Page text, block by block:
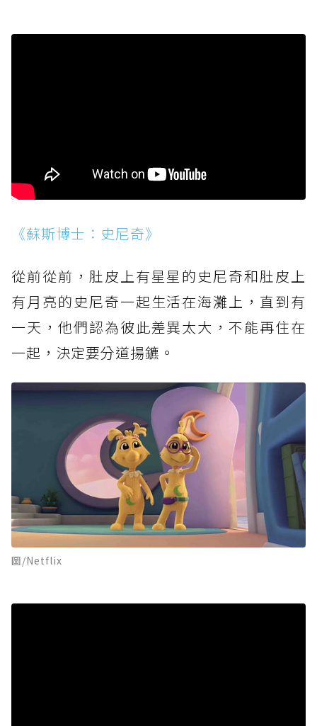
《蘇斯博士：史尼奇》
從前從前，肚皮上有星星的史尼奇和肚皮上
有月亮的史尼奇一起生活在海灘上，直到有
一天，他們認為彼此差異太大，不能再住在
一起，決定要分道揚鑣。
圖/Netflix